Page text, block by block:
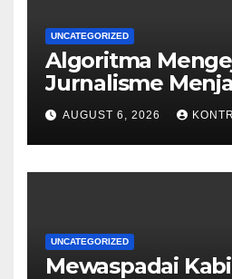
UNCATEGORIZED
Algoritma
Jurnalisme
dan Akal Sehat
AUGUST 6, 2026
UNCATEGORIZED
Mewaspadai